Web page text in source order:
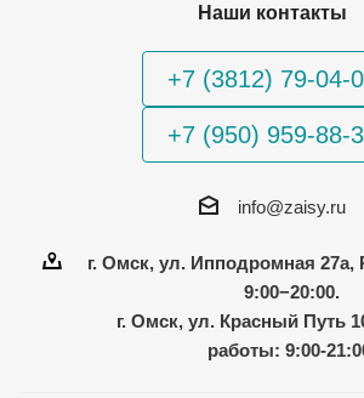
Наши контакты
+7 (3812) 79-04-
+7 (950) 959-88-
info@zaisy.ru
г. Омск, ул. Ипподромная
9:00−20:00.
г. Омск, ул. Красный Путь
работы: 9:00-